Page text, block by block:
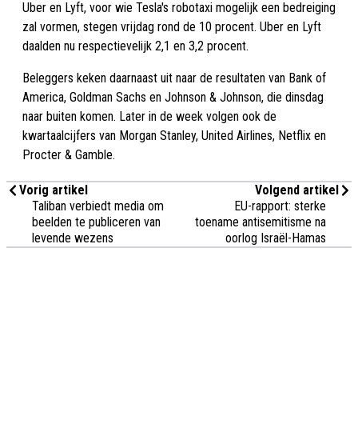
Uber en Lyft, voor wie Tesla's robotaxi mogelijk een bedreiging
zal vormen, stegen vrijdag rond de 10 procent. Uber en Lyft
daalden nu respectievelijk 2,1 en 3,2 procent.
Beleggers keken daarnaast uit naar de resultaten van Bank of
America, Goldman Sachs en Johnson & Johnson, die dinsdag
naar buiten komen. Later in de week volgen ook de
kwartaalcijfers van Morgan Stanley, United Airlines, Netflix en
Procter & Gamble.
Vorig artikel
Taliban verbiedt media om
beelden te publiceren van
levende wezens
Volgend artikel
EU-rapport: sterke
toename antisemitisme na
oorlog Israël-Hamas